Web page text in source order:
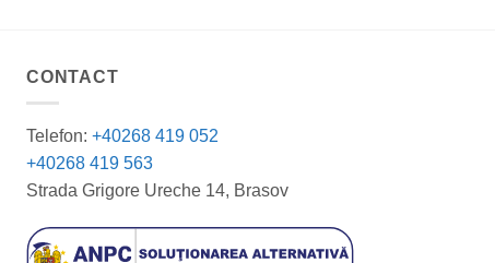
CONTACT
Telefon: +40268 419 052
+40268 419 563
Strada Grigore Ureche 14, Brasov